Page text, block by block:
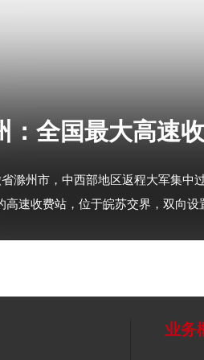
：全国最大高速
滁州市，中西部地区返程大军集中
高速收费站，位于皖苏交界，双向设
业务